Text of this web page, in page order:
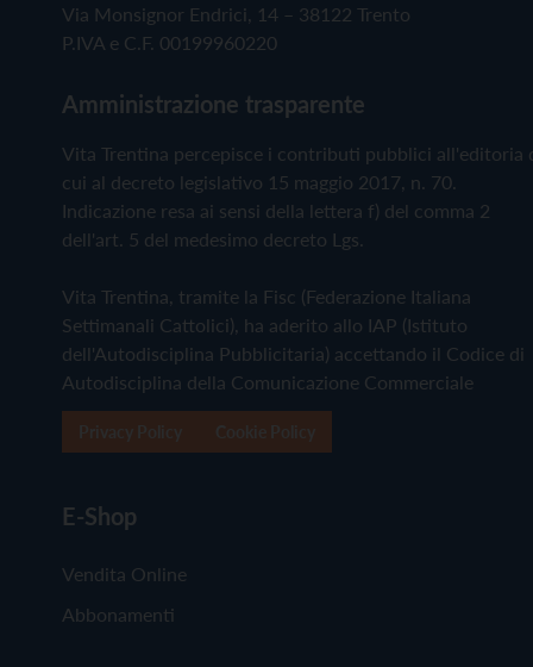
Via Monsignor Endrici, 14 – 38122 Trento
P.IVA e C.F. 00199960220
Amministrazione trasparente
Vita Trentina percepisce i contributi pubblici all'editoria
cui al decreto legislativo 15 maggio 2017, n. 70.
Indicazione resa ai sensi della lettera f) del comma 2
dell'art. 5 del medesimo decreto Lgs.
Vita Trentina, tramite la Fisc (Federazione Italiana
Settimanali Cattolici), ha aderito allo IAP (Istituto
dell'Autodisciplina Pubblicitaria) accettando il Codice di
Autodisciplina della Comunicazione Commerciale
E-Shop
Vendita Online
Abbonamenti